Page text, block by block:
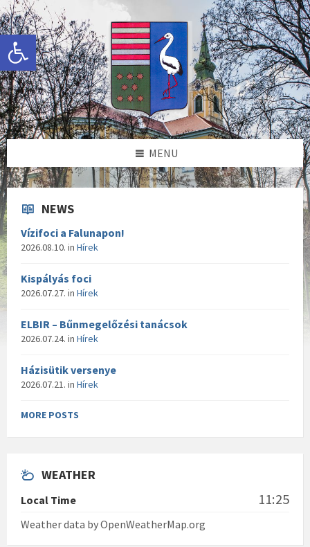
Eszköztár megnyitása
Skip
to
content
Skip
to
left
sidebar
Skip
to
footer
MENU
NEWS
Vízifoci a Falunapon!
2026.08.10. in Hírek
Kispályás foci
2026.07.27. in Hírek
ELBIR – Bűnmegelőzési tanácsok
2026.07.24. in Hírek
Házisütik versenye
2026.07.21. in Hírek
MORE POSTS
WEATHER
Local Time 11:25
Weather data by OpenWeatherMap.org